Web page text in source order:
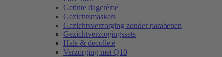
Getinte dagcrème
Gezichtsmaskers
Gezichtsverzorging zonder parabenen
Gezichtverzorgingssets
Hals & decolleté
Verzorging met Q10